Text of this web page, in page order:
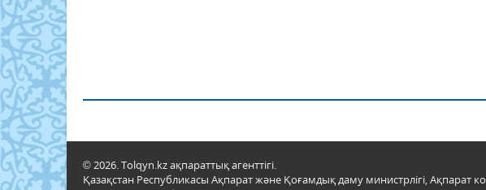
© 2026. Tolqyn.kz ақпараттық агенттігі.
Қазақстан Республикасы Ақпарат және Қоғамдық даму министрлігі, Ақпарат